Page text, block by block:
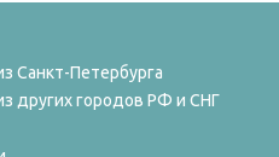
Санкт-Петербурга
других городов РФ и СНГ